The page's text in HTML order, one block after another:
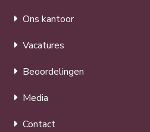
Ons kantoor
Vacatures
Beoordelingen
Media
Contact